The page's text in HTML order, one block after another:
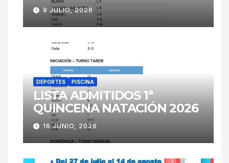
9 JULIO, 2026
DEPORTES PISCINA
LISTA ADMITIDOS 1ª
QUINCENA NATACIÓN 2026
16 JUNIO, 2026